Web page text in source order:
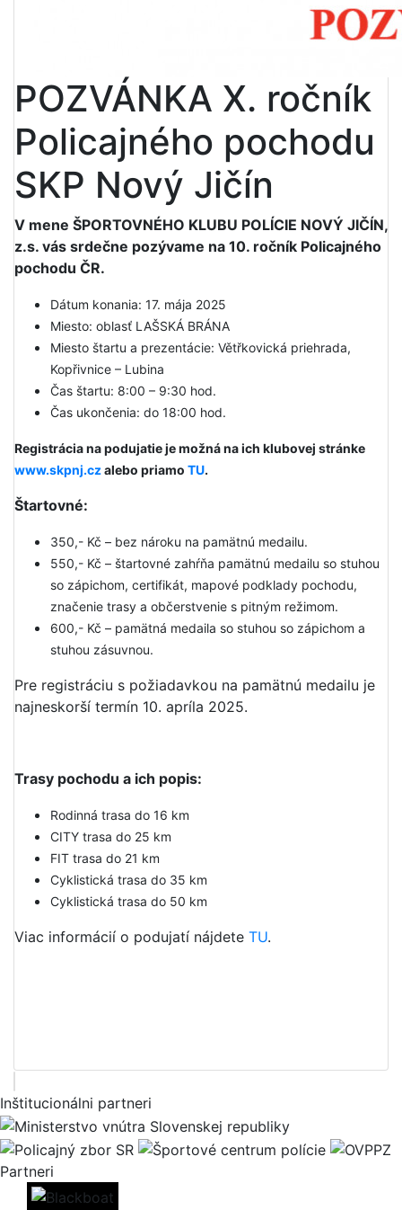
POZVÁNKA X. ročník
Policajného pochodu
SKP Nový Jičín
V mene ŠPORTOVNÉHO KLUBU POLÍCIE NOVÝ JIČÍN,
z.s. vás srdečne pozývame na 10. ročník Policajného
pochodu ČR.
Dátum konania: 17. mája 2025
Miesto: oblasť LAŠSKÁ BRÁNA
Miesto štartu a prezentácie: Větřkovická priehrada,
Kopřivnice – Lubina
Čas štartu: 8:00 – 9:30 hod.
Čas ukončenia: do 18:00 hod.
Registrácia na podujatie je možná na ich klubovej stránke
www.skpnj.czalebo priamo TU.
Štartovné:
350,- Kč – bez nároku na pamätnú medailu.
550,- Kč – štartovné zahŕňa pamätnú medailu so stuhou
so zápichom, certifikát, mapové podklady pochodu,
značenie trasy a občerstvenie s pitným režimom.
600,- Kč – pamätná medaila so stuhou so zápichom a
stuhou zásuvnou.
Pre registráciu s požiadavkou na pamätnú medailu je
najneskorší termín 10. apríla 2025.
Trasy pochodu a ich popis:
Rodinná trasa do 16 km
CITY trasa do 25 km
FIT trasa do 21 km
Cyklistická trasa do 35 km
Cyklistická trasa do 50 km
Viac informácií o podujatí nájdete TU.
Inštitucionálni partneri
Partneri